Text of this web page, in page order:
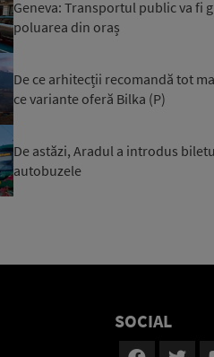
Geneva: Transportul public va fi
poluarea din oraș
De ce arhitecții recomandă tot
ce variante oferă Bilka (P)
De astăzi, Aradul a introdus
autobuzele
SOCIAL